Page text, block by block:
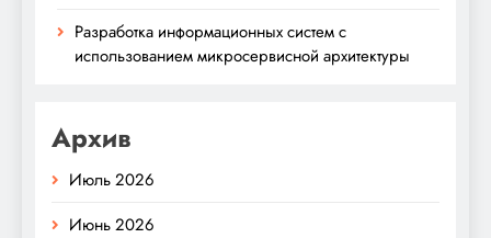
Разработка информационных систем с
использованием микросервисной архитектуры
Архив
Июль 2026
Июнь 2026